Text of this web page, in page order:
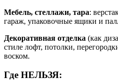
Мебель, стеллажи, тара:
гараж, упаковочные ящики и
Декоративная отделка (как
стиле лофт, потолки,
воском.
Где НЕЛЬЗЯ: